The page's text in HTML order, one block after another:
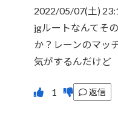
2022/05/07(土)
jgルートなんてそ
か？レーンのマッ
気がするんだけど
返信